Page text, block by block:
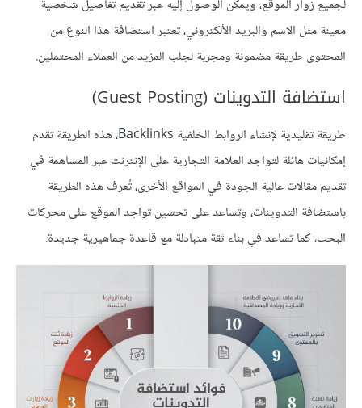
لجميع زوار الموقع، ويمكن الوصول إليه عبر تقديم تفاصيل شخصية
معينة مثل الاسم والبريد الألكتروني، تعتبر استضافة هذا النوع من
المحتوى طريقة مضمونة ومجربة لجلب المزيد من العملاء المحتملين.
استضافة التدوينات (Guest Posting)
طريقة تقليدية لإنشاء الروابط الخلفية Backlinks، هذه الطريقة تقدم
إمكانيات هائلة لتواجد العلامة التجارية على الإنترنت عبر المساهمة في
تقديم مقالات عالية الجودة في المواقع الأخرى، تُعرف هذه الطريقة
باستضافة التدوينات، وتساعد على تحسين تواجد الموقع على محركات
البحث، كما تساعد في بناء ثقة متبادلة مع قاعدة جماهيرية جديدة.